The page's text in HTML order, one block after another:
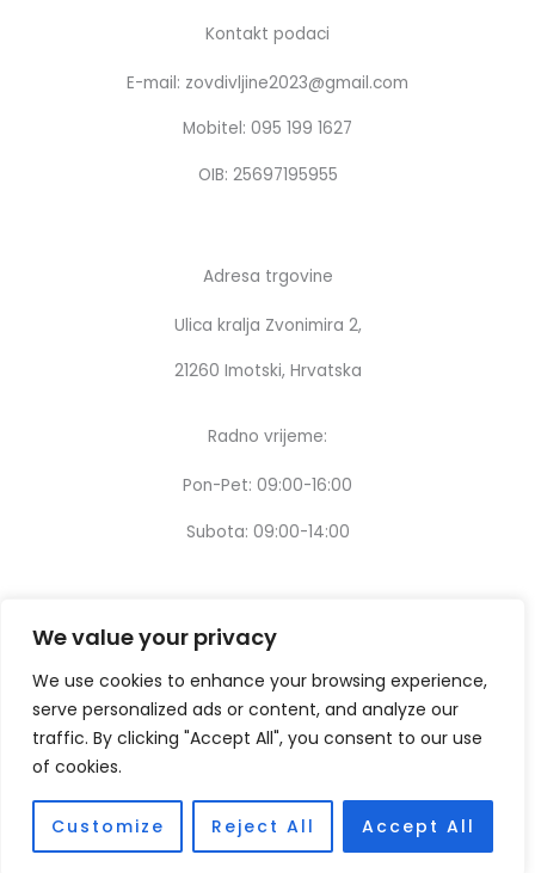
We value your privacy
We use cookies to enhance your browsing experience,
serve personalized ads or content, and analyze our
traffic. By clicking "Accept All", you consent to our use
of cookies.
Customize Reject All Accept All
b
o
o
k
a
r
a
m
Kontakt podaci
E-mail: zovdivljine2023@gmail.com
Mobitel: 095 199 1627
OIB: 25697195955
Adresa trgovine
Ulica kralja Zvonimira 2,
21260 Imotski, Hrvatska
Radno vrijeme:
Pon-Pet: 09:00-16:00
Subota: 09:00-14:00
Copyright © [2024] – Design by: Thinking digital